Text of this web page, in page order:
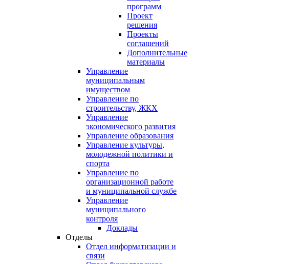
программ
Проект
решения
Проекты
соглашений
Дополнительные
материалы
Управление
муниципальным
имуществом
Управление по
строительству, ЖКХ
Управление
экономического развития
Управление образования
Управление культуры,
молодежной политики и
спорта
Управление по
организационной работе
и муниципальной службе
Управление
муниципального
контроля
Доклады
Отделы
Отдел информатизации и
связи